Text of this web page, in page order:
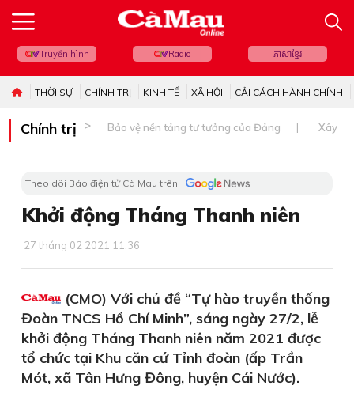
Truyền hình Radio ភាសាខ្មែរ
THỜI SỰ CHÍNH TRỊ KINH TẾ XÃ HỘI CẢI CÁCH HÀNH CHÍNH
Chính trị Bảo vệ nền tảng tư tưởng của Đảng Xây
Theo dõi Báo điện tử Cà Mau trên
Khởi động Tháng Thanh niên
27 tháng 02 2021 11:36
(CMO) Với chủ đề “Tự hào truyền thống
Đoàn TNCS Hồ Chí Minh”, sáng ngày 27/2, lễ
khởi động Tháng Thanh niên năm 2021 được
tổ chức tại Khu căn cứ Tỉnh đoàn (ấp Trần
Mót, xã Tân Hưng Đông, huyện Cái Nước).